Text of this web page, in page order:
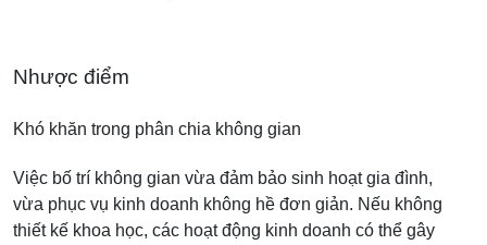
Nhược điểm
Khó khăn trong phân chia không gian
Việc bố trí không gian vừa đảm bảo sinh hoạt gia đình,
vừa phục vụ kinh doanh không hề đơn giản. Nếu không
thiết kế khoa học, các hoạt động kinh doanh có thể gây